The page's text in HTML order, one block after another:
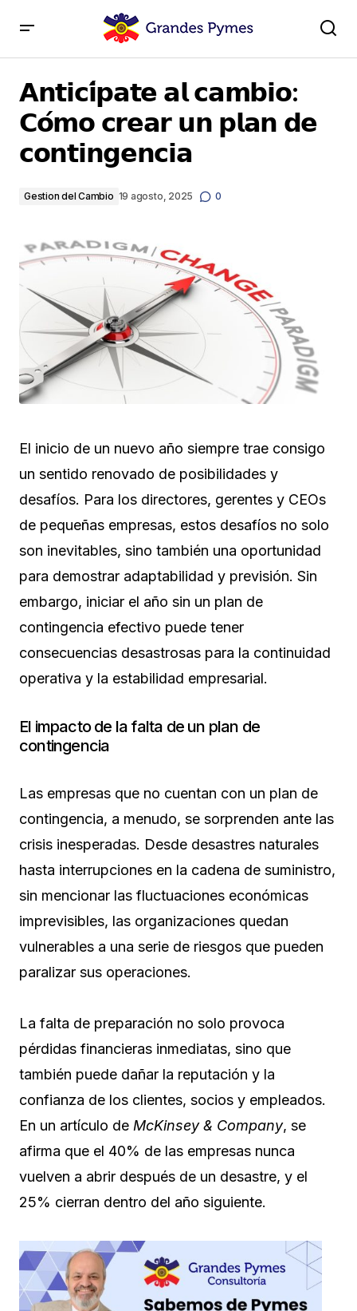
𝗰𝗼𝗻𝘁𝗶𝗻𝗴𝗲𝗻𝗰𝗶𝗮
𝗔𝗻𝘁𝗶𝗰𝗶́𝗽𝗮𝘁𝗲 𝗮𝗹 𝗰𝗮𝗺𝗯𝗶𝗼:
𝗖𝗼́𝗺𝗼 𝗰𝗿𝗲𝗮𝗿 𝘂𝗻 𝗽𝗹𝗮𝗻 𝗱𝗲
𝗰𝗼𝗻𝘁𝗶𝗻𝗴𝗲𝗻𝗰𝗶𝗮
Gestion del Cambio 19 agosto, 2025 0
El inicio de un nuevo año siempre trae consigo
un sentido renovado de posibilidades y
desafíos. Para los directores, gerentes y CEOs
de pequeñas empresas, estos desafíos no solo
son inevitables, sino también una oportunidad
para demostrar adaptabilidad y previsión. Sin
embargo, iniciar el año sin un plan de
contingencia efectivo puede tener
consecuencias desastrosas para la continuidad
operativa y la estabilidad empresarial.
El impacto de la falta de un plan de
contingencia
Las empresas que no cuentan con un plan de
contingencia, a menudo, se sorprenden ante las
crisis inesperadas. Desde desastres naturales
hasta interrupciones en la cadena de suministro,
sin mencionar las fluctuaciones económicas
imprevisibles, las organizaciones quedan
vulnerables a una serie de riesgos que pueden
paralizar sus operaciones.
La falta de preparación no solo provoca
pérdidas financieras inmediatas, sino que
también puede dañar la reputación y la
confianza de los clientes, socios y empleados.
En un artículo de McKinsey & Company, se
afirma que el 40% de las empresas nunca
vuelven a abrir después de un desastre, y el
25% cierran dentro del año siguiente.